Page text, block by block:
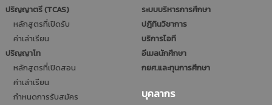
ปริญญาตรี (TCAS)
หลักสูตรที่เปิดรับ
ค่าเล่าเรียน
ปริญญาโท
หลักสูตรที่เปิดสอน
ค่าเล่าเรียน
กำหนดการรับสมัคร
ระบบบริหารการศึกษา
ปฎิทินวิชาการ
บริการไอที
อีเมลนักศึกษา
กยศ.และทุนการศึกษา
บุคลากร